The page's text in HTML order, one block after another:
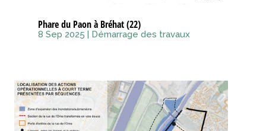
Phare du Paon à Bréhat (22)
8 Sep 2025 Démarrage des travaux